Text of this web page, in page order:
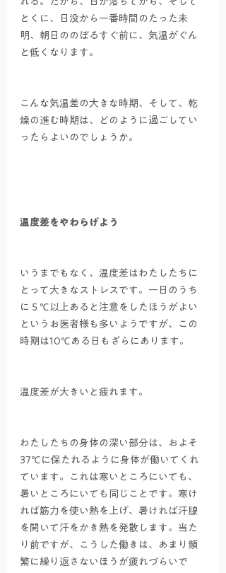
とくに、日没から一番時間のたった未
明、朝日ののぼるすぐ前に、気温がぐん
と低くなります。
こんな気温差の大きな時期、そして、乾
燥の進む時期は、どのように過ごしてい
ったらよいのでしょうか。
温度差をやわらげよう
いうまでもなく、温度差はわたしたちに
とって大きなストレスです。一日のうち
に５℃以上あると注意をしたほうがよい
というお医者様も多いようですが、この
時期は10℃ある日もざらにあります。
温度差が大きいと疲れます。
わたしたちの身体の深い部分は、およそ
37℃に保たれるように身体が働いてくれ
ています。これは寒いところにいても、
暑いところにいても同じことです。寒け
れば筋力を使い熱を上げ、暑ければ汗腺
を開いて汗をかき熱を発散します。当た
り前ですが、こうした働きは、あまり頻
繁に繰り返さないほうが疲れづらいで